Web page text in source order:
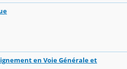
en Voie Générale et